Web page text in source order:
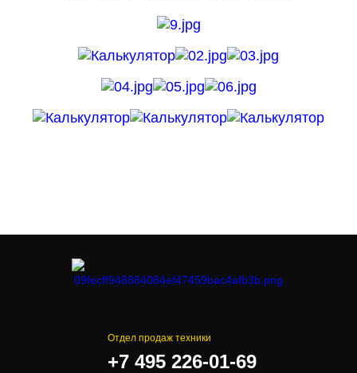
Отдел продаж техники
+7 495 226-01-69